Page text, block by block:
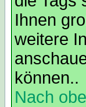
Ihnen
weitere
können..
Nach